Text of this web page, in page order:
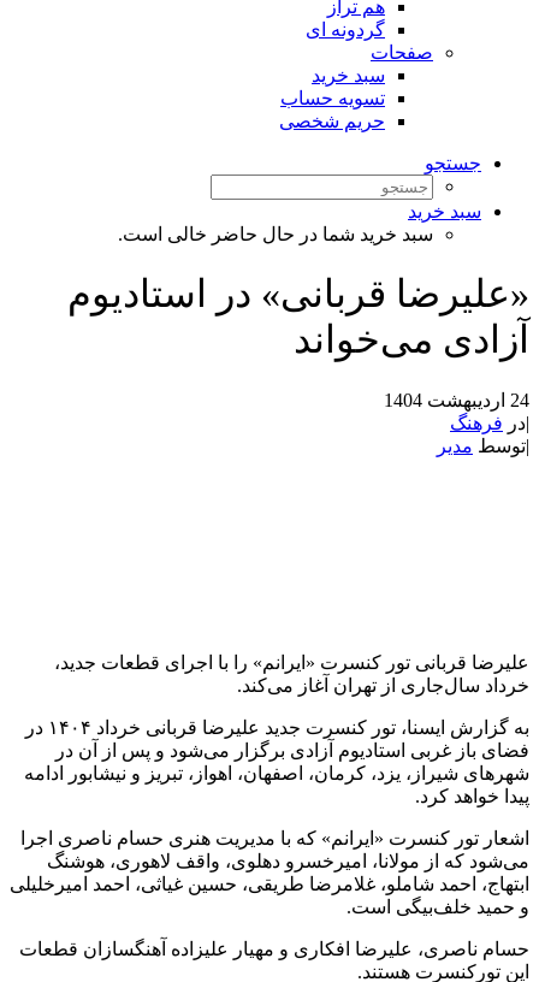
هم تراز
گردونه ای
صفحات
سبد خرید
تسویه حساب
حریم شخصی
جستجو
سبد خرید
سبد خرید شما در حال حاضر خالی است.
«علیرضا قربانی» در استادیوم
آزادی می‌خواند
24 اردیبهشت 1404
|در فرهنگ
|توسط مدیر
علیرضا قربانی تور کنسرت «ایرانم» را با اجرای قطعات جدید،
خرداد سال‌جاری از تهران آغاز می‌کند.
به گزارش ایسنا، تور کنسرت‌ جدید علیرضا قربانی خرداد ۱۴۰۴ در
فضای باز غربی استادیوم آزادی برگزار می‌شود و پس از آن در
شهرهای شیراز، یزد، کرمان، اصفهان، اهواز، تبریز و نیشابور ادامه
پیدا خواهد کرد.
اشعار تور کنسرت «ایرانم» که با مدیریت هنری حسام ناصری اجرا
می‌شود که از مولانا، امیرخسرو دهلوی، واقف لاهوری، هوشنگ
ابتهاج، احمد شاملو، غلامرضا طریقی، حسین غیاثی، احمد امیرخلیلی
و حمید خلف‌بیگی است.
حسام ناصری، علیرضا افکاری و مهیار علیزاده آهنگسازان قطعات
این تورکنسرت هستند.